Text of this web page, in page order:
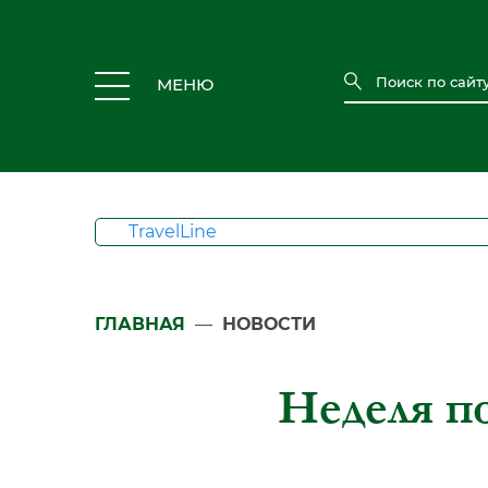
МЕНЮ
TravelLine
ГЛАВНАЯ — НОВОСТИ
Неделя